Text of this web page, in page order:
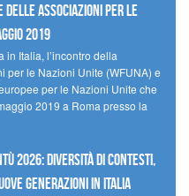
delle Associazioni per le
2019
in Italia, l’incontro della
per le Nazioni Unite (WFUNA) e
per le Nazioni Unite che
2019 a Roma presso la
2026: DIVERSITÀ DI CONTESTI,
GENERAZIONI IN ITALIA